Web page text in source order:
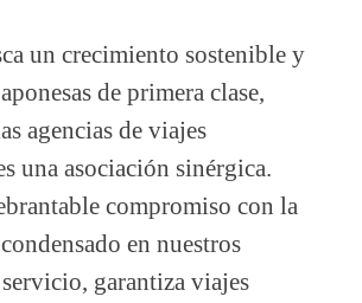
un crecimiento sostenible y
de primera clase,
agencias de viajes
una asociación sinérgica.
compromiso con la
en nuestros
servicio, garantiza viajes